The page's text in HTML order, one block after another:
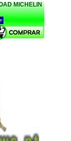
MICHELIN